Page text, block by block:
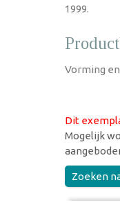
1999.
Vorming
Dit
Mogelijk
Zoeken